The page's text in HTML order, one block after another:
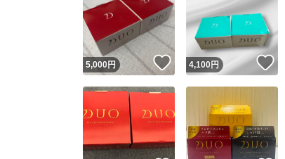
5,000円 いいね！
4,100円